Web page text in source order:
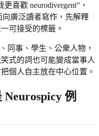
喜歡 neurodivergent”，
向廣泛讀者寫作，先解釋
可接受的標籤。
同事、學生、公衆人物，
式的詞也可能變成當事人
個人自主放在中心位置。
例